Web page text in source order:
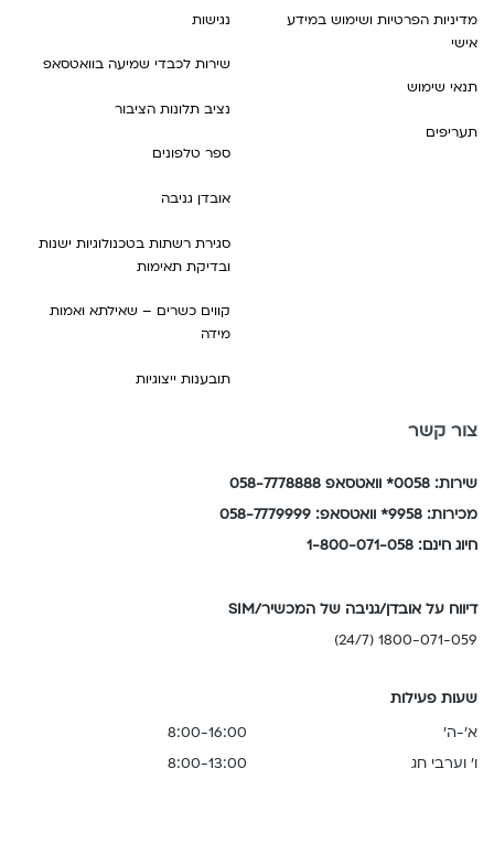
מדיניות הפרטיות ושימוש במידע
אישי
תנאי שימוש
תעריפים
נגישות
שירות לכבדי שמיעה בוואטסאפ
נציב תלונות הציבור
ספר טלפונים
אובדן גניבה
סגירת רשתות בטכנולוגיות ישנות
ובדיקת תאימות
קווים כשרים – שאילתא ואמות
מידה
תובענות ייצוגיות
צור קשר
שירות: 0058* וואטסאפ 058-7778888
מכירות: 9958* וואטסאפ: 058-7779999
חיוג חינם: 1-800-071-058
דיווח על אובדן/גניבה של המכשיר/SIM
1800-071-059 (24/7)
שעות פעילות
א'-ה'
8:00-16:00
ו' וערבי חג
8:00-13:00